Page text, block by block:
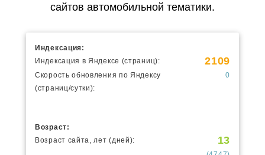
сайтов автомобильной тематики.
Индексация:
Индексация в Яндексе (страниц):
2109
Скорость обновления по Яндексу
(страниц/сутки):
0
Возраст:
Возраст сайта, лет (дней):
13